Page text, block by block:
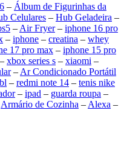
– Álbum de Figurinhas da
Celulares – Hub Geladeira –
– Air Fryer– iphone 16 pro
– iphone – creatina – whey
17 pro max – iphone 15 pro
– xbox series s – xiaomi –
– Ar Condicionado Portátil
– redmi note 14 – tenis nike
– ipad – guarda roupa –
Armário de Cozinha – Alexa –